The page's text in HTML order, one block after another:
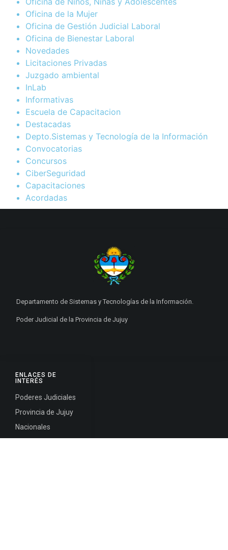
Oficina de la Mujer
Oficina de Gestión Judicial Laboral
Oficina de Bienestar Laboral
Novedades
Licitaciones Privadas
Juzgado ambiental
InLab
Informativas
Escuela de Capacitacion
Destacadas
Depto.Sistemas y Tecnología de la Información
Convocatorias
Concursos
CiberSeguridad
Capacitaciones
Acordadas
ENLACES DE
INTERÉS
Poderes Judiciales
Provincia de Jujuy
Nacionales
Departamento de Sistemas y Tecnologías de la Información.
Poder Judicial de la Provincia de Jujuy